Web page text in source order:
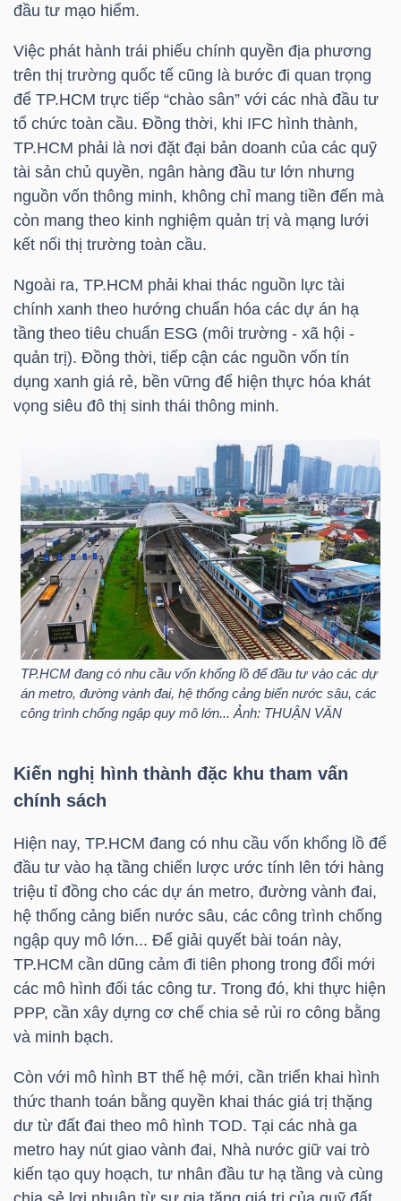
đầu tư mạo hiểm.
Việc phát hành trái phiếu chính quyền địa phương
trên thị trường quốc tế cũng là bước đi quan trọng
để TP.HCM trực tiếp “chào sân” với các nhà đầu tư
tổ chức toàn cầu. Đồng thời, khi IFC hình thành,
TP.HCM phải là nơi đặt đại bản doanh của các quỹ
tài sản chủ quyền, ngân hàng đầu tư lớn nhưng
nguồn vốn thông minh, không chỉ mang tiền đến mà
còn mang theo kinh nghiệm quản trị và mạng lưới
kết nối thị trường toàn cầu.
Ngoài ra, TP.HCM phải khai thác nguồn lực tài
chính xanh theo hướng chuẩn hóa các dự án hạ
tầng theo tiêu chuẩn ESG (môi trường - xã hội -
quản trị). Đồng thời, tiếp cận các nguồn vốn tín
dụng xanh giá rẻ, bền vững để hiện thực hóa khát
vọng siêu đô thị sinh thái thông minh.
TP.HCM đang có nhu cầu vốn khổng lồ để đầu tư vào các dự
án metro, đường vành đai, hệ thống cảng biển nước sâu, các
công trình chống ngập quy mô lớn... Ảnh: THUẬN VĂN
Kiến nghị hình thành đặc khu tham vấn
chính sách
Hiện nay, TP.HCM đang có nhu cầu vốn khổng lồ để
đầu tư vào hạ tầng chiến lược ước tính lên tới hàng
triệu tỉ đồng cho các dự án metro, đường vành đai,
hệ thống cảng biển nước sâu, các công trình chống
ngập quy mô lớn... Để giải quyết bài toán này,
TP.HCM cần dũng cảm đi tiên phong trong đổi mới
các mô hình đối tác công tư. Trong đó, khi thực hiện
PPP, cần xây dựng cơ chế chia sẻ rủi ro công bằng
và minh bạch.
Còn với mô hình BT thế hệ mới, cần triển khai hình
thức thanh toán bằng quyền khai thác giá trị thặng
dư từ đất đai theo mô hình TOD. Tại các nhà ga
metro hay nút giao vành đai, Nhà nước giữ vai trò
kiến tạo quy hoạch, tư nhân đầu tư hạ tầng và cùng
TRÁI
PHIẾU
CÔNG
CỤ
ĐẦU
TƯ
TRUY
XUẤT
DỮ
LIỆU
(-)
VS-
SECTOR
NĂNG
LƯỢNG
VẬT
LIỆU
CÔNG
NGHIỆP
TIÊU
DÙNG
KHÔNG
THIẾT